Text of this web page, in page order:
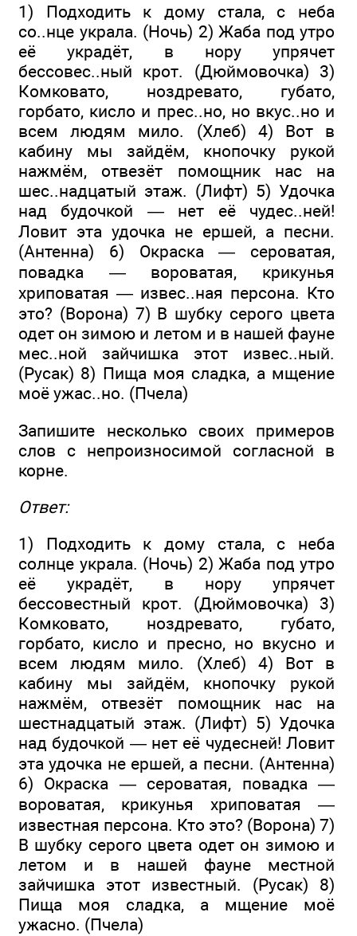
1) Подходить к дому стала, с неба
со..нце украла. (Ночь) 2) Жаба под утро
её украдёт, в нору упрячет
бессовес..ный крот. (Дюймовочка) 3)
Комковато, ноздревато, губато,
горбато, кисло и прес..но, но вкус..но и
всем людям мило. (Хлеб) 4) Вот в
кабину мы зайдём, кнопочку рукой
нажмём, отвезёт помощник нас на
шес..надцатый этаж. (Лифт) 5) Удочка
над будочкой — нет её чудес..ней!
Ловит эта удочка не ершей, а песни.
(Антенна) 6) Окраска — сероватая,
повадка — вороватая, крикунья
хриповатая — извес..ная персона. Кто
это? (Ворона) 7) В шубку серого цвета
одет он зимою и летом и в нашей фауне
мес..ной зайчишка этот извес..ный.
(Русак) 8) Пища моя сладка, а мщение
моё ужас..но. (Пчела)
Запишите несколько своих примеров
слов с непроизносимой согласной в
корне.
Ответ:
1) Подходить к дому стала, с неба
солнце украла. (Ночь) 2) Жаба под утро
её украдёт, в нору упрячет
бессовестный крот. (Дюймовочка) 3)
Комковато, ноздревато, губато,
горбато, кисло и пресно, но вкусно и
всем людям мило. (Хлеб) 4) Вот в
кабину мы зайдём, кнопочку рукой
нажмём, отвезёт помощник нас на
шестнадцатый этаж. (Лифт) 5) Удочка
над будочкой — нет её чудесней! Ловит
эта удочка не ершей, а песни. (Антенна)
6) Окраска — сероватая, повадка —
вороватая, крикунья хриповатая —
известная персона. Кто это? (Ворона) 7)
В шубку серого цвета одет он зимою и
летом и в нашей фауне местной
зайчишка этот известный. (Русак) 8)
Пища моя сладка, а мщение моё
ужасно. (Пчела)